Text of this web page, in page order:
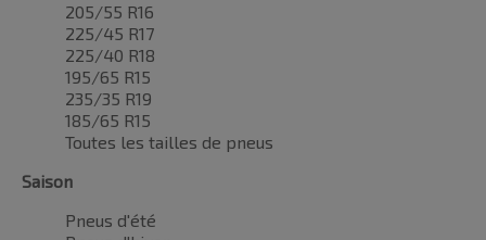
205/55 R16
225/45 R17
225/40 R18
195/65 R15
235/35 R19
185/65 R15
Toutes les tailles de pneus
Saison
Pneus d'été